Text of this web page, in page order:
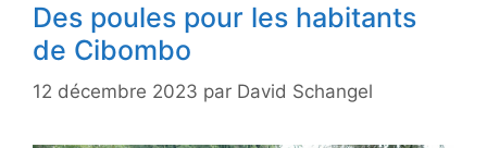
Des poules pour les habitants
de Cibombo
12 décembre 2023 par David Schangel